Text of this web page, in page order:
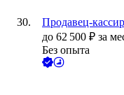
Продавец-
до 62 500 ₽ за
Без опыта